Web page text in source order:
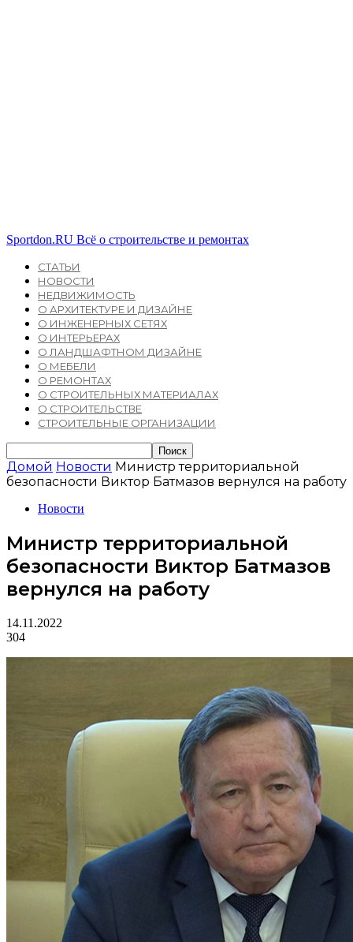
Sportdon.RU Всё о строительстве и ремонтах
СТАТЬИ
НОВОСТИ
НЕДВИЖИМОСТЬ
О АРХИТЕКТУРЕ И ДИЗАЙНЕ
О ИНЖЕНЕРНЫХ СЕТЯХ
О ИНТЕРЬЕРАХ
О ЛАНДШАФТНОМ ДИЗАЙНЕ
О МЕБЕЛИ
О РЕМОНТАХ
О СТРОИТЕЛЬНЫХ МАТЕРИАЛАХ
О СТРОИТЕЛЬСТВЕ
СТРОИТЕЛЬНЫЕ ОРГАНИЗАЦИИ
Домой Новости Министр территориальной
безопасности Виктор Батмазов вернулся на работу
Новости
Министр территориальной
безопасности Виктор Батмазов
вернулся на работу
14.11.2022
304